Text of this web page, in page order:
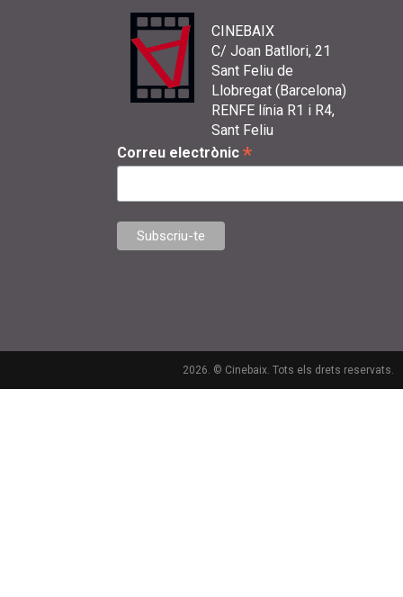
CINEBAIX
C/ Joan Batllori, 21
Sant Feliu de
Llobregat (Barcelona)
RENFE línia R1 i R4,
Sant Feliu
Correu electrònic *
2026. © Cinebaix. Tots els drets reservats.